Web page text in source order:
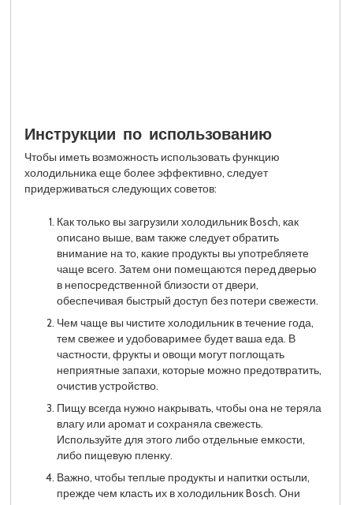
Инструкции по использованию
Чтобы иметь возможность использовать функцию
холодильника еще более эффективно, следует
придерживаться следующих советов:
Как только вы загрузили холодильник Bosch, как
описано выше, вам также следует обратить
внимание на то, какие продукты вы употребляете
чаще всего. Затем они помещаются перед дверью
в непосредственной близости от двери,
обеспечивая быстрый доступ без потери свежести.
Чем чаще вы чистите холодильник в течение года,
тем свежее и удобоваримее будет ваша еда. В
частности, фрукты и овощи могут поглощать
неприятные запахи, которые можно предотвратить,
очистив устройство.
Пищу всегда нужно накрывать, чтобы она не теряла
влагу или аромат и сохраняла свежесть.
Используйте для этого либо отдельные емкости,
либо пищевую пленку.
Важно, чтобы теплые продукты и напитки остыли,
прежде чем класть их в холодильник Bosch. Они